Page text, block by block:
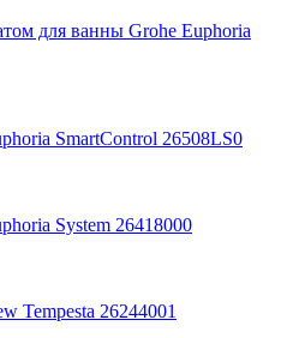
для ванны Grohe Euphoria
SmartControl 26508LS0
System 26418000
Tempesta 26244001